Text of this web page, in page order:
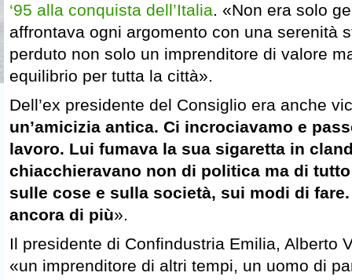
‘95 alla conquista dell’Italia. «Non era solo
affrontava ogni argomento con una serenità
perduto non solo un imprenditore di valore
equilibrio per tutta la città».
Dell’ex presidente del Consiglio era anche
un’amicizia antica. Ci incrociavamo e
lavoro. Lui fumava la sua sigaretta in
chiacchieravano non di politica ma di
sulle cose e sulla società, sui modi di
ancora di più».
Il presidente di Confindustria Emilia, Alberto
«un imprenditore di altri tempi, un uomo di